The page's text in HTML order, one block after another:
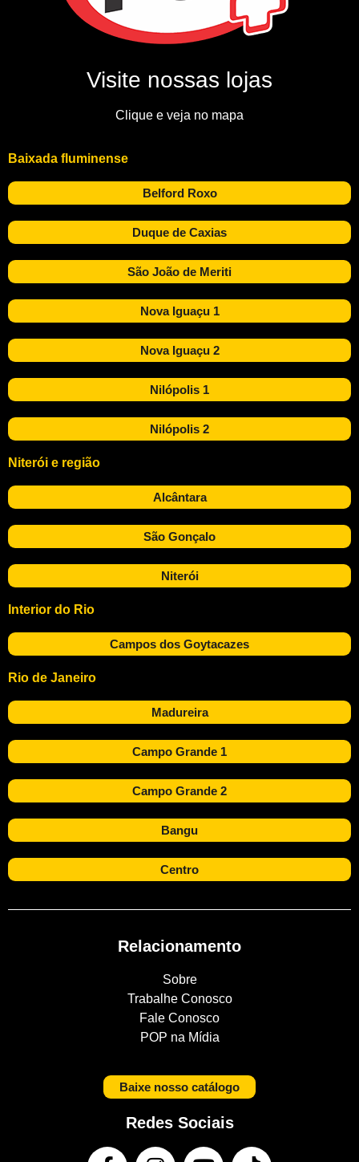
Visite nossas lojas
Clique e veja no mapa
Baixada fluminense
Belford Roxo
Duque de Caxias
São João de Meriti
Nova Iguaçu 1
Nova Iguaçu 2
Nilópolis 1
Nilópolis 2
Niterói e região
Alcântara
São Gonçalo
Niterói
Interior do Rio
Campos dos Goytacazes
Rio de Janeiro
Madureira
Campo Grande 1
Campo Grande 2
Bangu
Centro
Relacionamento
Sobre
Trabalhe Conosco
Fale Conosco
POP na Mídia
Baixe nosso catálogo
Redes Sociais